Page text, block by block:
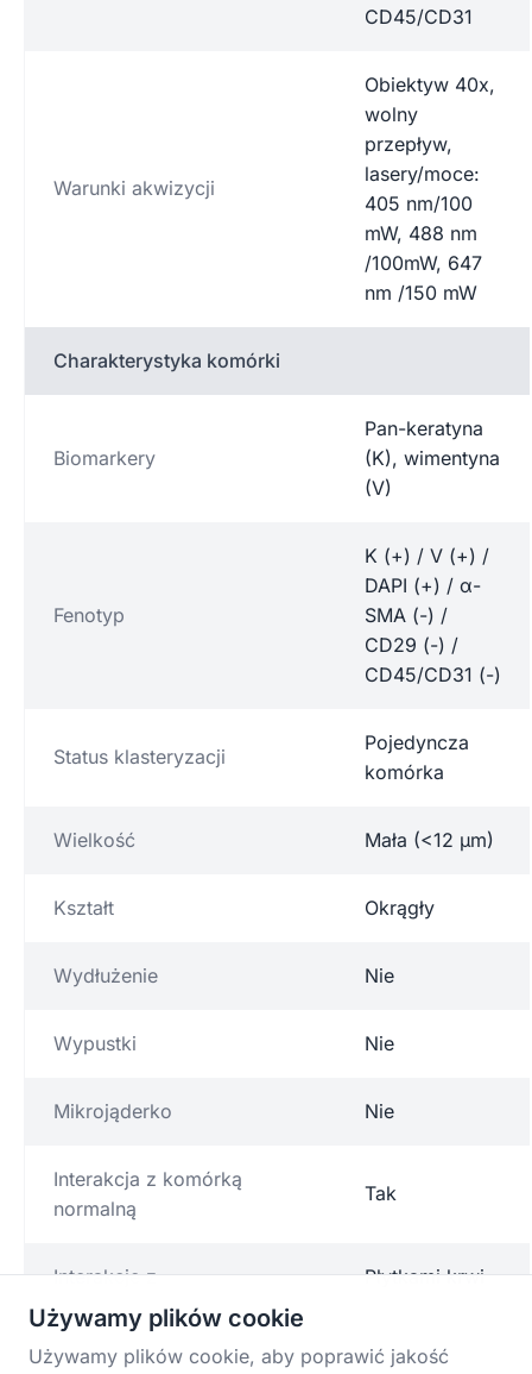
CD45/CD31
Warunki akwizycji
Obiektyw 40x,
wolny
przepływ,
lasery/moce:
405 nm/100
mW, 488 nm
/100mW, 647
nm /150 mW
Charakterystyka komórki
Biomarkery
Pan-keratyna
(K), wimentyna
(V)
Fenotyp
K (+) / V (+) /
DAPI (+) / α-
SMA (-) /
CD29 (-) /
CD45/CD31 (-)
Status klasteryzacji
Pojedyncza
komórka
Wielkość Mała (<12 µm)
Kształt Okrągły
Wydłużenie Nie
Wypustki Nie
Mikrojąderko Nie
Interakcja z komórką
normalną
Tak
Interakcje z Płytkami krwi
Używamy plików cookie
Używamy plików cookie, aby poprawić jakość